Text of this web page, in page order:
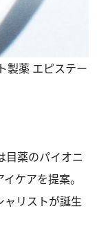
製薬 エピステー
目薬のパイオニ
ケアを提案。
ャリストが誕生